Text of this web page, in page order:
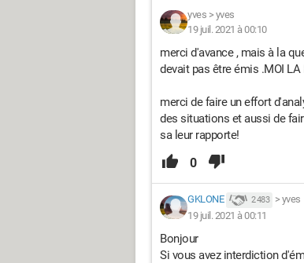
yves > yves
19 juil. 2021 à 00:10
merci d'avance , mais à la
devait pas être émis .MOI LA
merci de faire un effort
des situations et aussi de
sa leur rapporte!
0
GKLONE 2 483 > yves
19 juil. 2021 à 00:11
Bonjour
Si vous avez interdiction